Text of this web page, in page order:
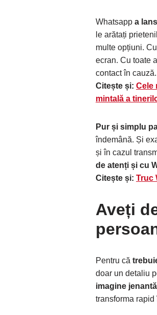
Whatsapp a
le arătați
multe opțiuni.
ecran. Cu toate
contact în cauză.
Citește și: Cele
mintală a
Pur și simplu
îndemână. Și
și în cazul
de atenți și cu
Citește și: Truc
Aveți
Pentru că
doar un detaliu
imagine
transforma rapid